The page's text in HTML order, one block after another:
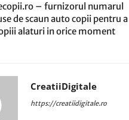
– furnizorul numarul
de scaun auto copii pentru a
alaturi in orice moment
CreatiiDigitale
https://creatiidigitale.ro